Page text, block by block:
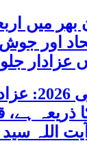
اور
اربعین
ذریعہ ہے،
آیت اللہ